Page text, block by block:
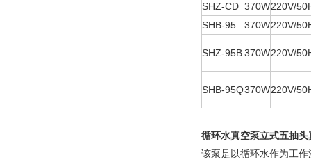
SHZ-CD 370W220V/
SHB-95
370W220V/
SHZ-95B370W220V/
SHB-95Q370W220V/
循环水真空泵立式五抽头
该泵是以循环水作为工